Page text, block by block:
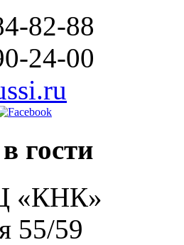
82-88
24-00
гости
«КНК»
55/59